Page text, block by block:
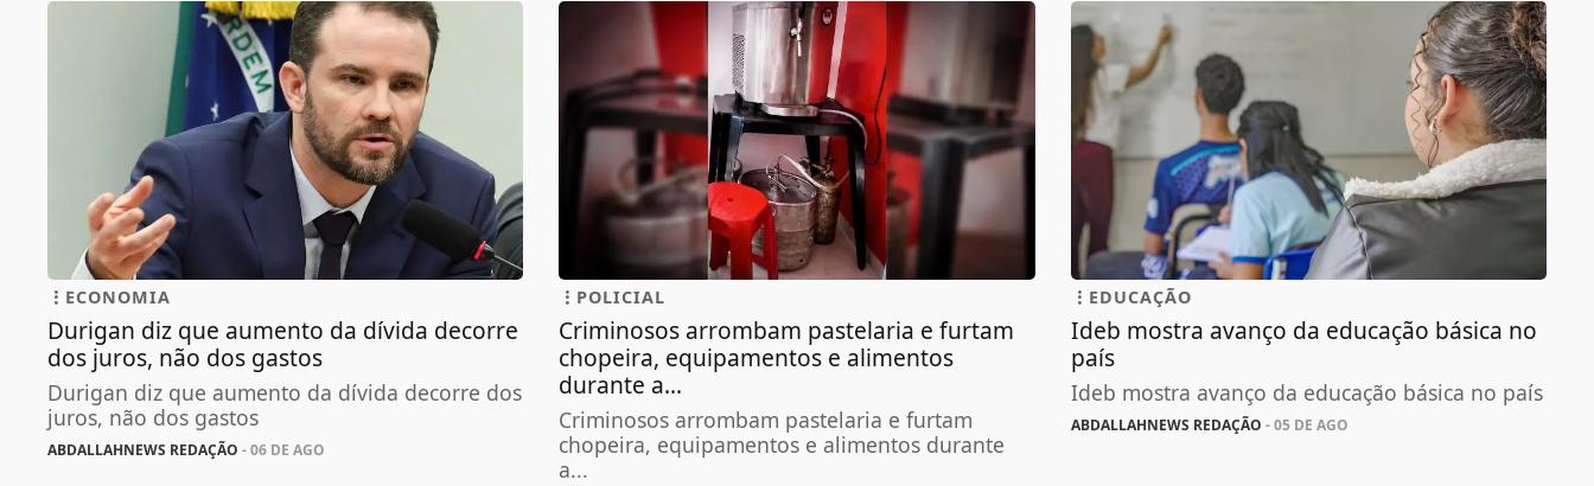
ECONOMIA
Durigan diz que aumento da dívida decorre
dos juros, não dos gastos
Durigan diz que aumento da dívida decorre dos
juros, não dos gastos
ABDALLAHNEWS REDAÇÃO - 06 DE AGO
POLICIAL
Criminosos arrombam pastelaria e furtam
chopeira, equipamentos e alimentos
durante a...
Criminosos arrombam pastelaria e furtam
chopeira, equipamentos e alimentos durante
a...
EDUCAÇÃO
Ideb mostra avanço da educação básica no
país
Ideb mostra avanço da educação básica no país
ABDALLAHNEWS REDAÇÃO - 05 DE AGO